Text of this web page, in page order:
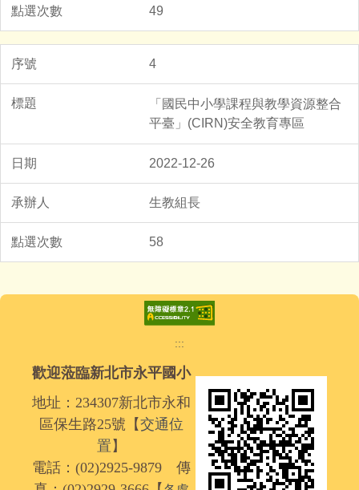
49
4
「國民中小學課程與教學資源整合
平臺」(CIRN)安全教育專區
2022-12-26
生教組長
58
:::
歡迎蒞臨新北市永平國小
地址：234307新北市永和
區保生路25號【交通位
置 】
電話：(02)2925-9879 傳